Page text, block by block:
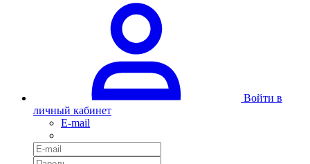
Войти в
личный кабинет
E-mail